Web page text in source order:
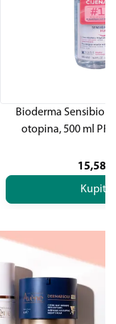
Bioderma Sensibio
otopina, 500 ml
15,58
Kupite